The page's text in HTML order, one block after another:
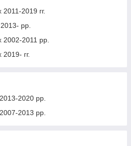
2013-2024 рр.
2017 рр.
2010-2013 рр.
2019 рр.
37 (V36/CV36) 2006-2015 гг.
series 2010-2019 рр.
2024 рр.
2019 гг.
рр.
2002-2011 рр.
гг.
2020 рр.
2013 рр.